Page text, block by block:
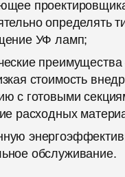
определять
УФ ламп;
стоимость
с готовыми
расходных
обслуживание.